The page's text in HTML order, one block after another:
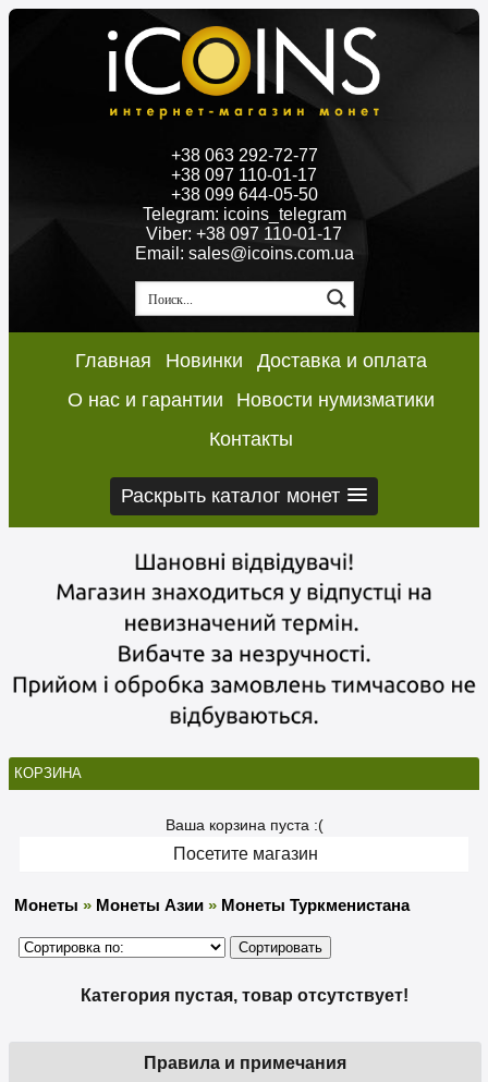
+38 063 292-72-77
+38 097 110-01-17
+38 099 644-05-50
Telegram: icoins_telegram
Viber: +38 097 110-01-17
Email: sales@icoins.com.ua
Главная Новинки
Доставка и оплата
О нас и гарантии
Новости нумизматики
Контакты
Раскрыть каталог монет
КОРЗИНА
Ваша корзина пуста :(
Посетите магазин
Монеты » Монеты Азии » Монеты Туркменистана
Категория пустая, товар отсутствует!
Правила и примечания